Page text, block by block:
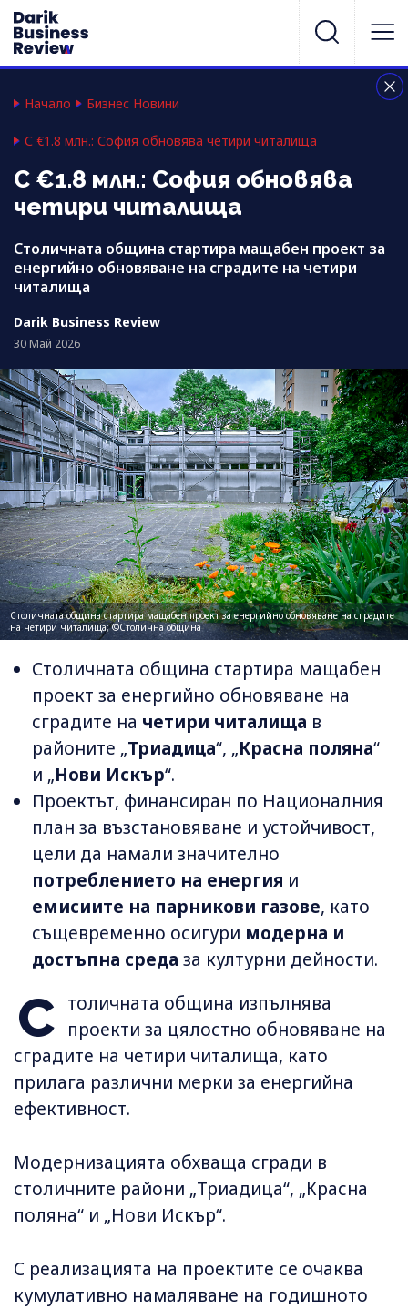
Начало Бизнес Новини
С €1.8 млн.: София обновява четири читалища
С €1.8 млн.: София обновява
четири читалища
Столичната община стартира мащабен проект за
енергийно обновяване на сградите на четири
читалища
Darik Business Review
30 Май 2026
Столичната община стартира мащабен проект за енергийно обновяване на сградите
на четири читалища; ©Столична община
Столичната община стартира мащабен
проект за енергийно обновяване на
сградите на четири читалища в
районите „Триадица“, „Красна поляна“
и „Нови Искър“.
Проектът, финансиран по Националния
план за възстановяване и устойчивост,
цели да намали значително
потреблението на енергия и
емисиите на парникови газове, като
същевременно осигури модерна и
достъпна среда за културни дейности.
С толичната община изпълнява
проекти за цялостно обновяване на
сградите на четири читалища, като
прилага различни мерки за енергийна
ефективност.
Модернизацията обхваща сгради в
столичните райони „Триадица“, „Красна
поляна“ и „Нови Искър“.
С реализацията на проектите се очаква
кумулативно намаляване на годишното